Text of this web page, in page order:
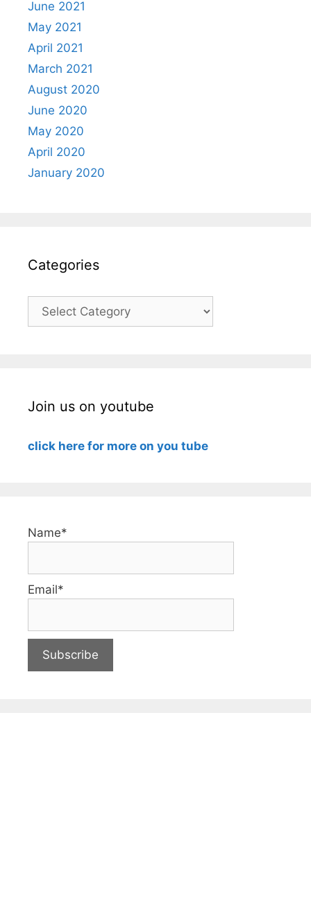
June 2021
May 2021
April 2021
March 2021
August 2020
June 2020
May 2020
April 2020
January 2020
Categories
Categories
Join us on youtube
click here for more on you tube
Name*
Email*